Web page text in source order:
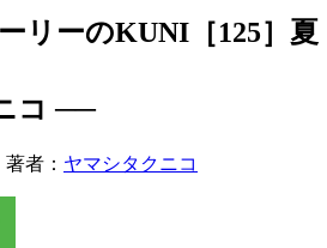
リーのKUNI［125］夏
コ ──
著者： ヤマシタクニコ